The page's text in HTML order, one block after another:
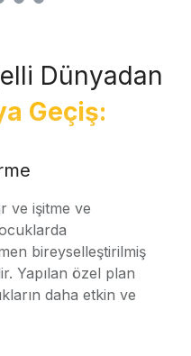
Dünyadan
Geçiş:
ve işitme ve
bireyselleştirilmiş
Yapılan özel plan
daha etkin ve